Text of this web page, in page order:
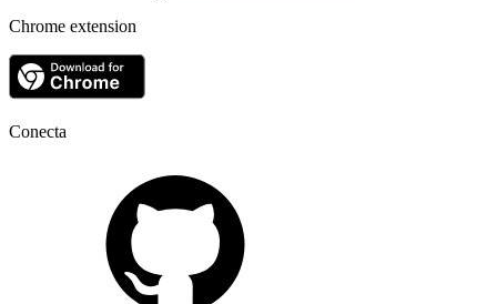
Chrome extension
Conecta